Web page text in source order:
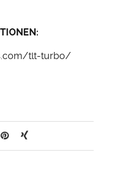
tlt-turbo/